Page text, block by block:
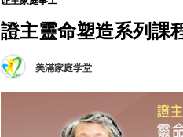
證主靈命塑造系列課
美滿家庭学堂